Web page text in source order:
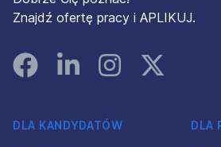
Znajdź ofertę pracy i APLIKUJ.
FacebookLinked InInstagramInstagram
DLA KANDYDATÓW DLA